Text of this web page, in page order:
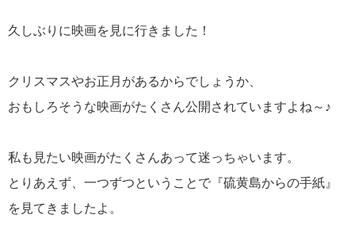
久しぶりに映画を見に行きました！
クリスマスやお正月があるからでしょうか、
おもしろそうな映画がたくさん公開されていますよね～♪
私も見たい映画がたくさんあって迷っちゃいます。
とりあえず、一つずつということで『硫黄島からの手紙』
を見てきましたよ。